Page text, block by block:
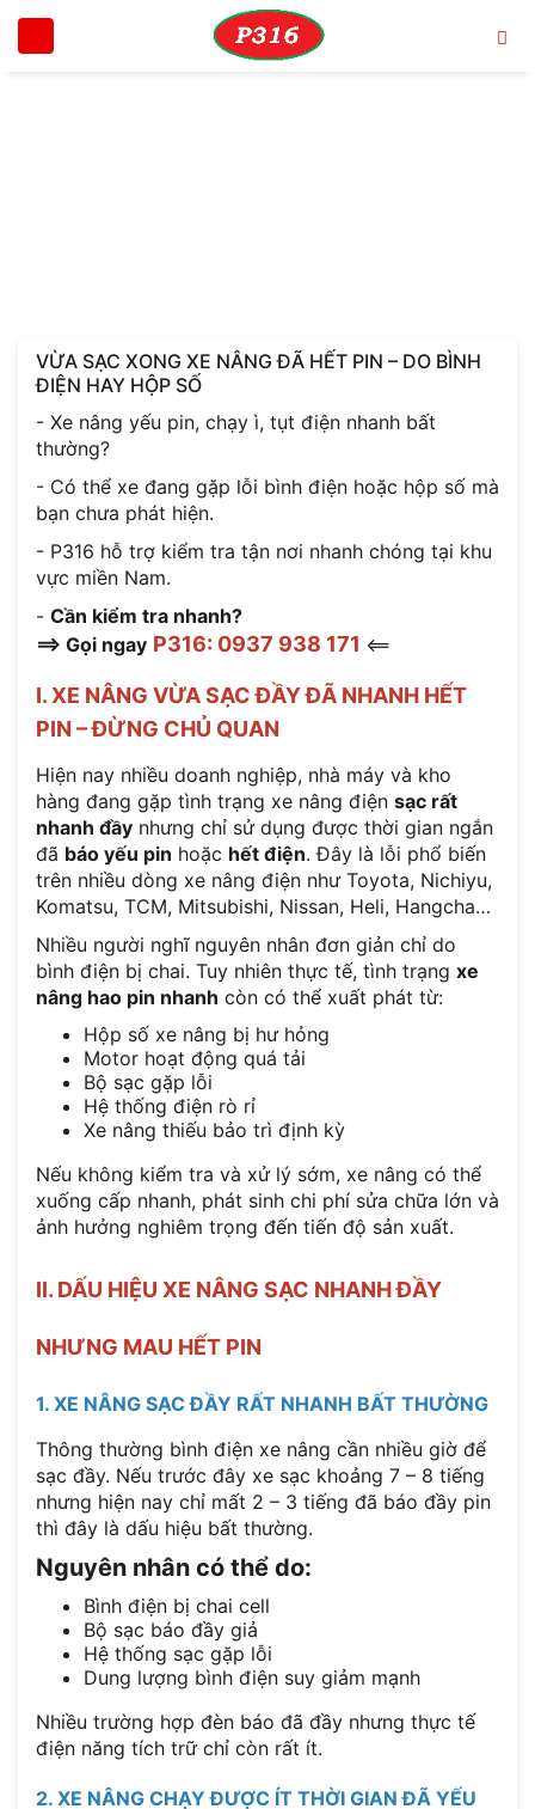
VỪA SẠC XONG XE NÂNG ĐÃ HẾT PIN – DO BÌNH
ĐIỆN HAY HỘP SỐ
- Xe nâng yếu pin, chạy ì, tụt điện nhanh bất
thường?
- Có thể xe đang gặp lỗi bình điện hoặc hộp số mà
bạn chưa phát hiện.
- P316 hỗ trợ kiểm tra tận nơi nhanh chóng tại khu
vực miền Nam.
- Cần kiểm tra nhanh?
==> Gọi ngay P316: 0937 938 171 <==
I. XE NÂNG VỪA SẠC ĐẦY ĐÃ NHANH HẾT
PIN – ĐỪNG CHỦ QUAN
Hiện nay nhiều doanh nghiệp, nhà máy và kho
hàng đang gặp tình trạng xe nâng điện sạc rất
nhanh đầy nhưng chỉ sử dụng được thời gian ngắn
đã báo yếu pin hoặc hết điện. Đây là lỗi phổ biến
trên nhiều dòng xe nâng điện như Toyota, Nichiyu,
Komatsu, TCM, Mitsubishi, Nissan, Heli, Hangcha…
Nhiều người nghĩ nguyên nhân đơn giản chỉ do
bình điện bị chai. Tuy nhiên thực tế, tình trạng xe
nâng hao pin nhanh còn có thể xuất phát từ:
Hộp số xe nâng bị hư hỏng
Motor hoạt động quá tải
Bộ sạc gặp lỗi
Hệ thống điện rò rỉ
Xe nâng thiếu bảo trì định kỳ
Nếu không kiểm tra và xử lý sớm, xe nâng có thể
xuống cấp nhanh, phát sinh chi phí sửa chữa lớn và
ảnh hưởng nghiêm trọng đến tiến độ sản xuất.
II. DẤU HIỆU XE NÂNG SẠC NHANH ĐẦY
NHƯNG MAU HẾT PIN
1. XE NÂNG SẠC ĐẦY RẤT NHANH BẤT THƯỜNG
Thông thường bình điện xe nâng cần nhiều giờ để
sạc đầy. Nếu trước đây xe sạc khoảng 7 – 8 tiếng
nhưng hiện nay chỉ mất 2 – 3 tiếng đã báo đầy pin
thì đây là dấu hiệu bất thường.
Nguyên nhân có thể do:
Bình điện bị chai cell
Bộ sạc báo đầy giả
Hệ thống sạc gặp lỗi
Dung lượng bình điện suy giảm mạnh
Nhiều trường hợp đèn báo đã đầy nhưng thực tế
điện năng tích trữ chỉ còn rất ít.
2. XE NÂNG CHẠY ĐƯỢC ÍT THỜI GIAN ĐÃ YẾU